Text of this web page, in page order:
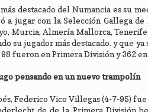
destacado del Numancia es su
a jugar con la Selección Gallega
Murcia, Almería Mallorca,
su jugador más destacado. y que
fueron en Primera División y 362 en
pensando en un nuevo trampolín
Federico Vico Villegas (4-7-95)